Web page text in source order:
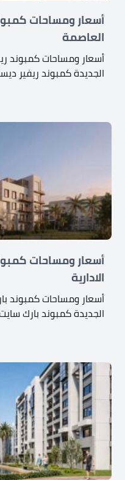
أسعار ومساحات
العاصمة
أسعار ومساحات كمبوند
الجديدة كمبوند ريفير
أسعار ومساحات
الادارية
أسعار ومساحات كمبوند
الجديدة كمبوند بارك